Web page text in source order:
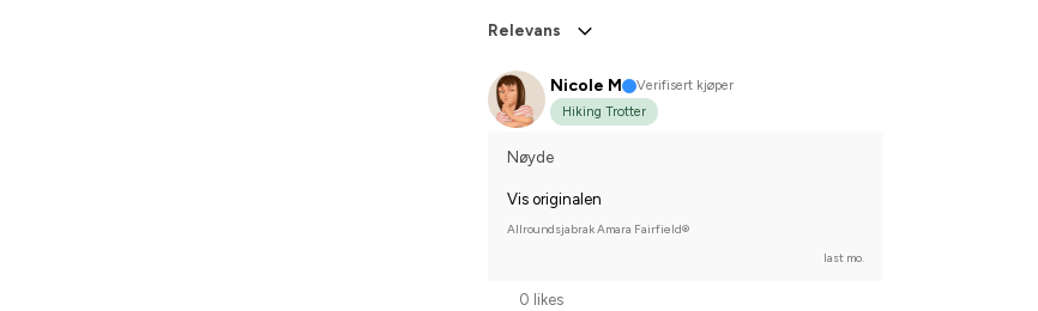
Relevans
Nicole M
Verifisert kjøper
Hiking Trotter
Nøyde
Vis originalen
Allroundsjabrak Amara Fairfield®
last mo.
0 likes